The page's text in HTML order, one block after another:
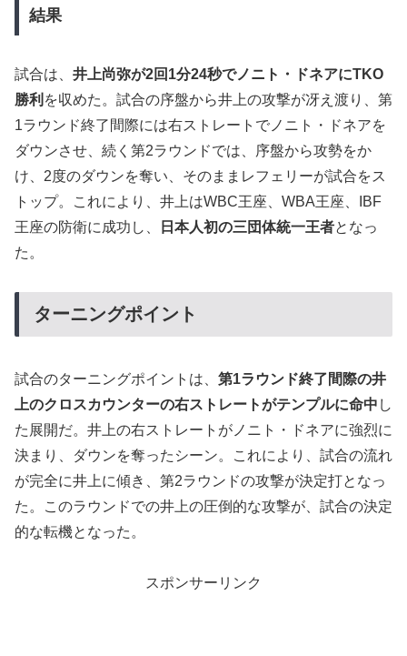
結果
試合は、 井上尚弥が2回1分24秒でノニト・ドネアにTKO
勝利 を収めた。試合の序盤から井上の攻撃が冴え渡り、第
1ラウンド終了間際には右ストレートでノニト・ドネアを
ダウンさせ、続く第2ラウンドでは、序盤から攻勢をか
け、2度のダウンを奪い、そのままレフェリーが試合をス
トップ。これにより、井上はWBC王座、WBA王座、IBF
王座の防衛に成功し、
日本人初の三団体統一王者となっ
た。
ターニングポイント
試合のターニングポイントは、 第1ラウンド終了間際の井
上のクロスカウンターの右ストレートがテンプルに命中 し
た展開だ。井上の右ストレートがノニト・ドネアに強烈に
決まり、ダウンを奪ったシーン。これにより、試合の流れ
が完全に井上に傾き、第2ラウンドの攻撃が決定打となっ
た。このラウンドでの井上の圧倒的な攻撃が、試合の決定
的な転機となった。
スポンサーリンク